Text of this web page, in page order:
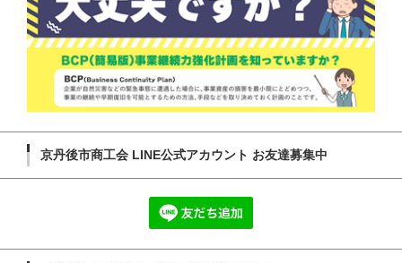
京丹後市商工会 LINE公式アカウント お友達募集中